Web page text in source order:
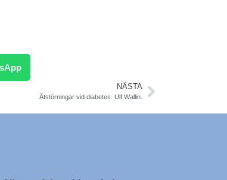
NÄSTA
Ätstörningar vid diabetes. Ulf Wallin.